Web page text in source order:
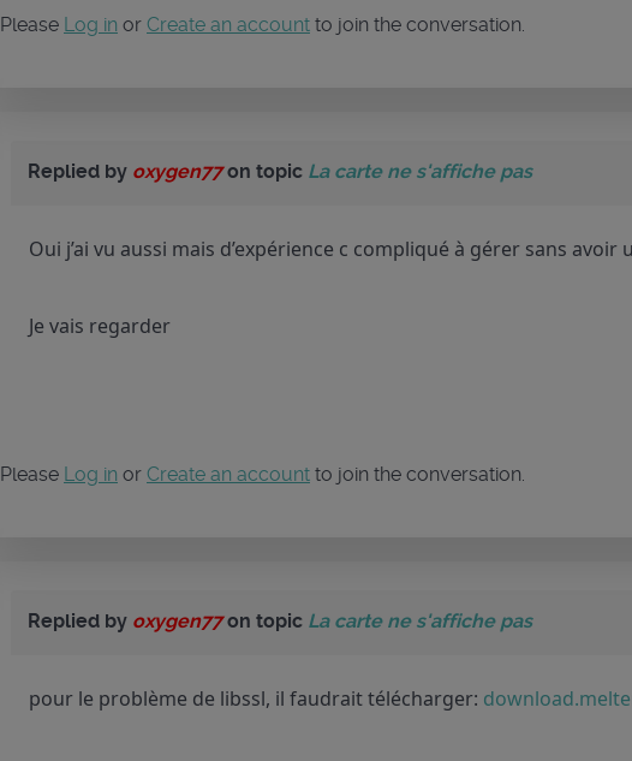
Please Log in or Create an account to join the conversation.
Replied by oxygen77on topic La carte ne s'affiche pas
Oui j’ai vu aussi mais d’expérience c compliqué à gérer sans
Je vais regarder
Please Log in or Create an account to join the conversation.
Replied by oxygen77on topic La carte ne s'affiche pas
pour le problème de libssl, il faudrait télécharger: